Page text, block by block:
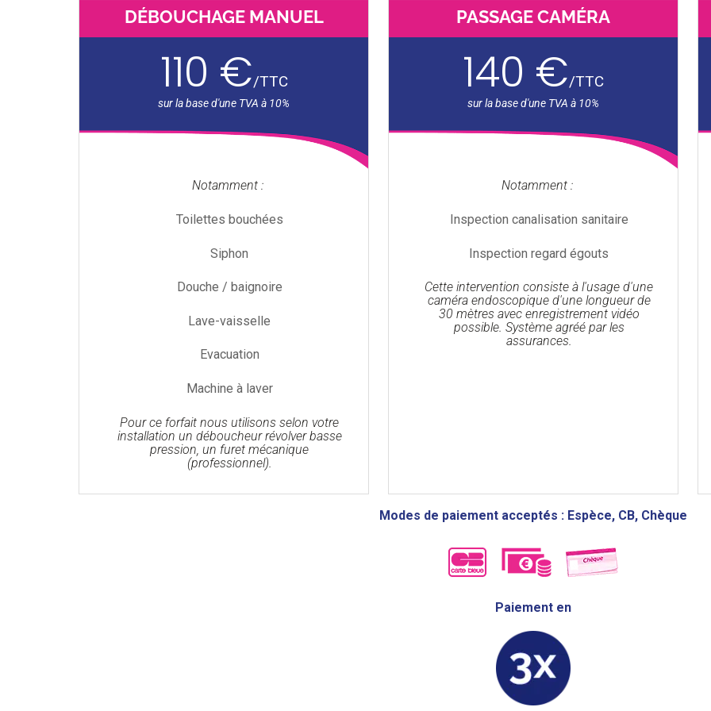
DÉBOUCHAGE MANUEL
110 €/TTC
Notamment :
Toilettes bouchées
Siphon
Douche / baignoire
Lave-vaisselle
Evacuation
Machine à laver
Pour ce forfait nous utilisons selon votre
installation un déboucheur révolver basse
pression, un furet mécanique
(professionnel).
PASSAGE CAMÉRA
140 €/TTC
Notamment :
Inspection canalisation sanitaire
Inspection regard égouts
Cette intervention consiste à l'usage d'une
caméra endoscopique d'une longueur de
30 mètres avec enregistrement vidéo
possible. Système agréé par les
assurances.
Modes de paiement acceptés : Espèce, CB, Chèque
Paiement en